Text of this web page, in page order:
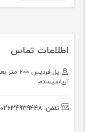
اطلاعات تماس
آریاسیستم
تلفن: 02634939448